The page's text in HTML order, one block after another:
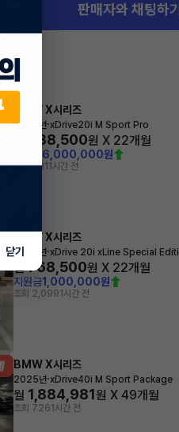
판매자와 채팅하기
BMW X시리즈
2024년·xDrive20i M Sport Pro
988,500원 X 22개월
6,000,000원
조회 781 1시간 전
BMW X시리즈
2022년·xDrive 20i xLine Special
월768,500원 X 22개월
지원금1,000,000원
조회 2,0991시간 전
BMW X시리즈
2025년·xDrive40i M Sport Package
월 1,884,981원 X 49개월
조회 7261시간 전
닫기